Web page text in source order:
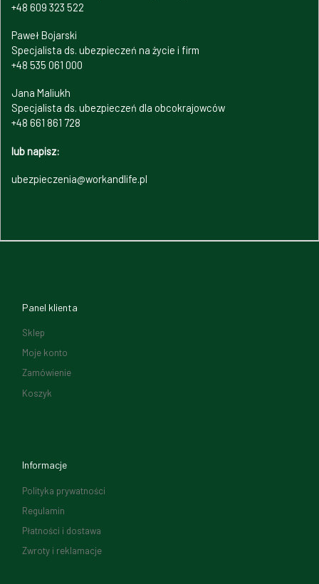
+48 609 323 522
Paweł Bojarski
Specjalista ds. ubezpieczeń na życie i firm
+48 535 061 000
Jana Maliukh
Specjalista ds. ubezpieczeń dla obcokrajowców
+48 661 861 728
lub napisz:
ubezpieczenia@workandlife.pl
Panel klienta
Sklep
Moje konto
Zamówienie
Koszyk
Informacje
Polityka prywatności
Regulamin
Płatności i dostawa
Zwroty i reklamacje